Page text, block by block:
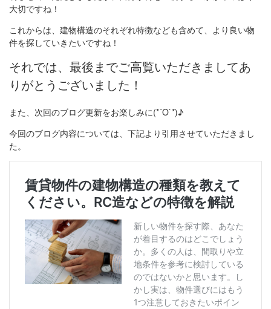
大切ですね！
これからは、建物構造のそれぞれ特徴なども含めて、より良い物
件を探していきたいですね！
それでは、最後までご高覧いただきましてあ
りがとうございました！
また、次回のブログ更新をお楽しみに(*´O`*)♪
今回のブログ内容については、下記より引用させていただきまし
た。